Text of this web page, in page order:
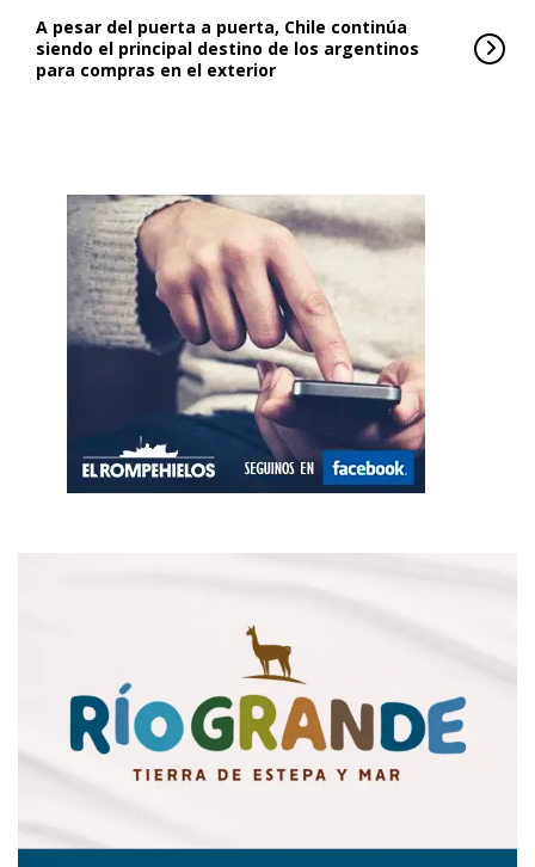
A pesar del puerta a puerta, Chile continúa
siendo el principal destino de los argentinos
para compras en el exterior